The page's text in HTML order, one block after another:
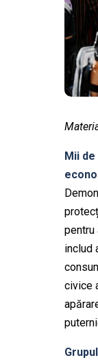
Mii
pentru
includ
civice